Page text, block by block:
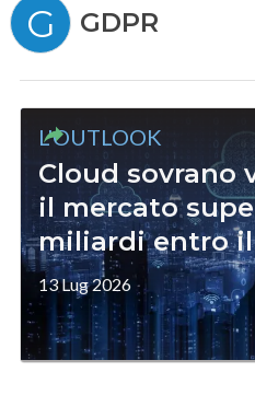
G GDPR
L'OUTLOOK
Cloud sovrano
il mercato
miliardi entro il
13 Lug 2026